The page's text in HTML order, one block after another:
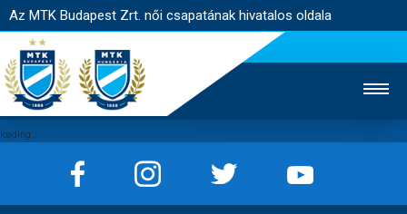
Az MTK Budapest Zrt. női csapatának hivatalos oldala